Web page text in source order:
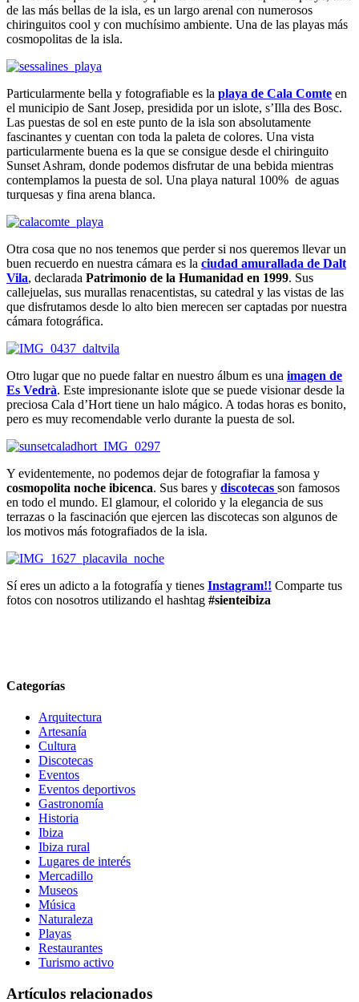
de las más bellas de la isla, es un largo arenal con numerosos
chiringuitos cool y con muchísimo ambiente. Una de las playas más
cosmopolitas de la isla.
Particularmente bella y fotografiable es la playa de Cala Comte en
el municipio de Sant Josep, presidida por un islote, s’Illa des Bosc.
Las puestas de sol en este punto de la isla son absolutamente
fascinantes y cuentan con toda la paleta de colores. Una vista
particularmente buena es la que se consigue desde el chiringuito
Sunset Ashram, donde podemos disfrutar de una bebida mientras
contemplamos la puesta de sol. Una playa natural 100% de aguas
turquesas y fina arena blanca.
Otra cosa que no nos tenemos que perder si nos queremos llevar un
buen recuerdo en nuestra cámara es la ciudad amurallada de Dalt
Vila, declarada Patrimonio de la Humanidad en 1999. Sus
callejuelas, sus murallas renacentistas, su catedral y las vistas de las
que disfrutamos desde lo alto bien merecen ser captadas por nuestra
cámara fotográfica.
Otro lugar que no puede faltar en nuestro álbum es una imagen de
Es Vedrà. Este impresionante islote que se puede visionar desde la
preciosa Cala d’Hort tiene un halo mágico. A todas horas es bonito,
pero es muy recomendable verlo durante la puesta de sol.
Y evidentemente, no podemos dejar de fotografiar la famosa y
cosmopolita noche ibicenca. Sus bares y discotecas son famosos
en todo el mundo. El glamour, el colorido y la elegancia de sus
terrazas o la fascinación que ejercen las discotecas son algunos de
los motivos más fotografiados de la isla.
Sí eres un adicto a la fotografía y tienes Instagram!! Comparte tus
fotos con nosotros utilizando el hashtag #sienteibiza
Categorías
Arquitectura
Artesanía
Cultura
Discotecas
Eventos
Eventos deportivos
Gastronomía
Historia
Ibiza
Ibiza rural
Lugares de interés
Mercadillo
Museos
Música
Naturaleza
Playas
Restaurantes
Turismo activo
Artículos relacionados